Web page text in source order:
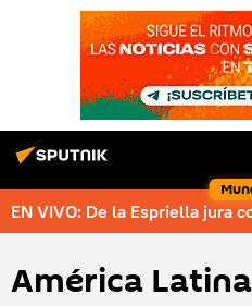
EN VIVO: De la Espriella jura
América Latina